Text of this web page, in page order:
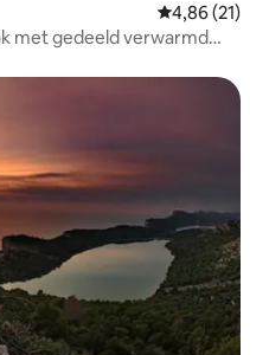
Gemiddelde
4,86 (21)
met gedeeld verwarmd